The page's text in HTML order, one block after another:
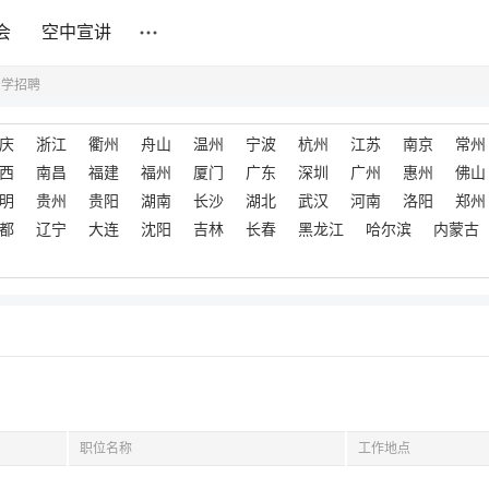
空中宣讲
招聘
浙江 衢州 舟山 温州 宁波 杭州 江苏 南京
常州
南昌 福建 福州 厦门 广东 深圳 广州 惠州
佛山
贵州 贵阳 湖南 长沙 湖北 武汉 河南 洛阳
郑州
辽宁 大连 沈阳 吉林 长春 黑龙江 哈尔滨 内蒙古
职位名称 工作地点